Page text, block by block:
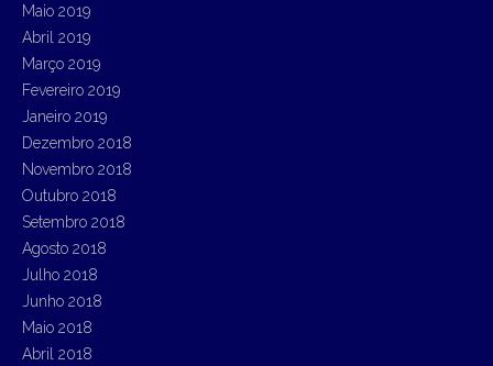
Maio 2019
Abril 2019
Março 2019
Fevereiro 2019
Janeiro 2019
Dezembro 2018
Novembro 2018
Outubro 2018
Setembro 2018
Agosto 2018
Julho 2018
Junho 2018
Maio 2018
Abril 2018